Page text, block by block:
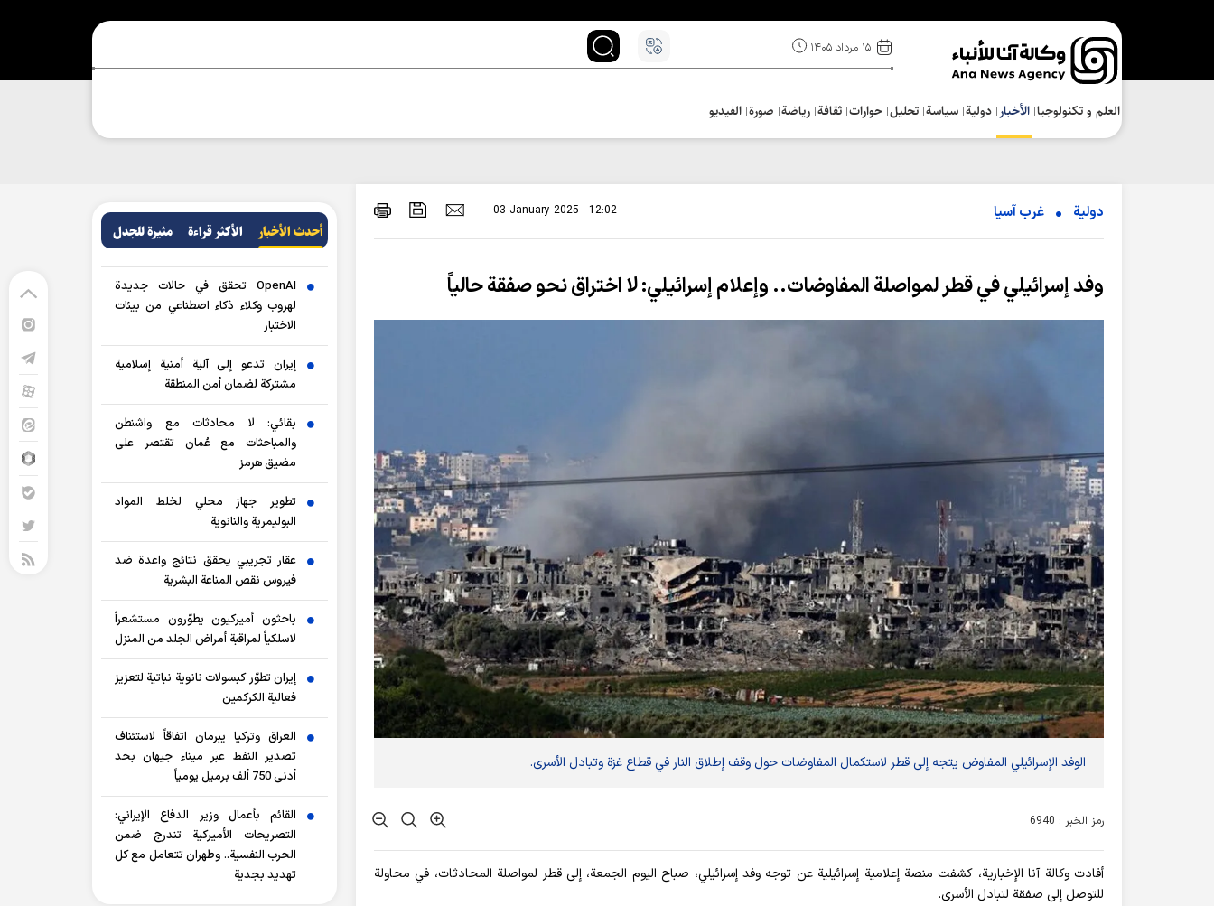
۱۵ مرداد ۱۴۰۵
العلم و تکنولوجیا الأخبار دولية سياسة تحلیل حوارات ثقافة رياضة صورة الفيديو
دولية غرب آسیا 03 January 2025 - 12:02
وفد إسرائيلي في قطر لمواصلة المفاوضات.. وإعلام إسرائيلي: لا اختراق نحو صفقة حالياً
الوفد الإسرائيلي المفاوض يتجه إلى قطر لاستكمال المفاوضات حول وقف إطلاق النار في قطاع غزة وتبادل الأسرى.
رمز الخبر : 6940
أفادت وکالة آنا الإخباریة، كشفت منصة إعلامية إسرائيلية عن توجه وفد إسرائيلي، صباح اليوم الجمعة، إلى قطر لمواصلة المحادثات، في محاولة
للتوصل إلى صفقة لتبادل الأسرى.
أحدث الأخبار الأکثر قراءة مثيرة للجدل
OpenAI تحقق في حالات جديدة
لهروب وكلاء ذكاء اصطناعي من بيئات
الاختبار
إيران تدعو إلى آلية أمنية إسلامية
مشتركة لضمان أمن المنطقة
بقائي: لا محادثات مع واشنطن
والمباحثات مع عُمان تقتصر على
مضيق هرمز
تطوير جهاز محلي لخلط المواد
البوليمرية والنانوية
عقار تجريبي يحقق نتائج واعدة ضد
فيروس نقص المناعة البشرية
باحثون أميركيون يطوّرون مستشعراً
لاسلكياً لمراقبة أمراض الجلد من المنزل
إيران تطوّر كبسولات نانوية نباتية لتعزيز
فعالية الكركمين
العراق وتركيا يبرمان اتفاقاً لاستئناف
تصدير النفط عبر ميناء جيهان بحد
أدنى 750 ألف برميل يومياً
القائم بأعمال وزير الدفاع الإيراني:
التصريحات الأميركية تندرج ضمن
الحرب النفسية.. وطهران تتعامل مع كل
تهديد بجدية